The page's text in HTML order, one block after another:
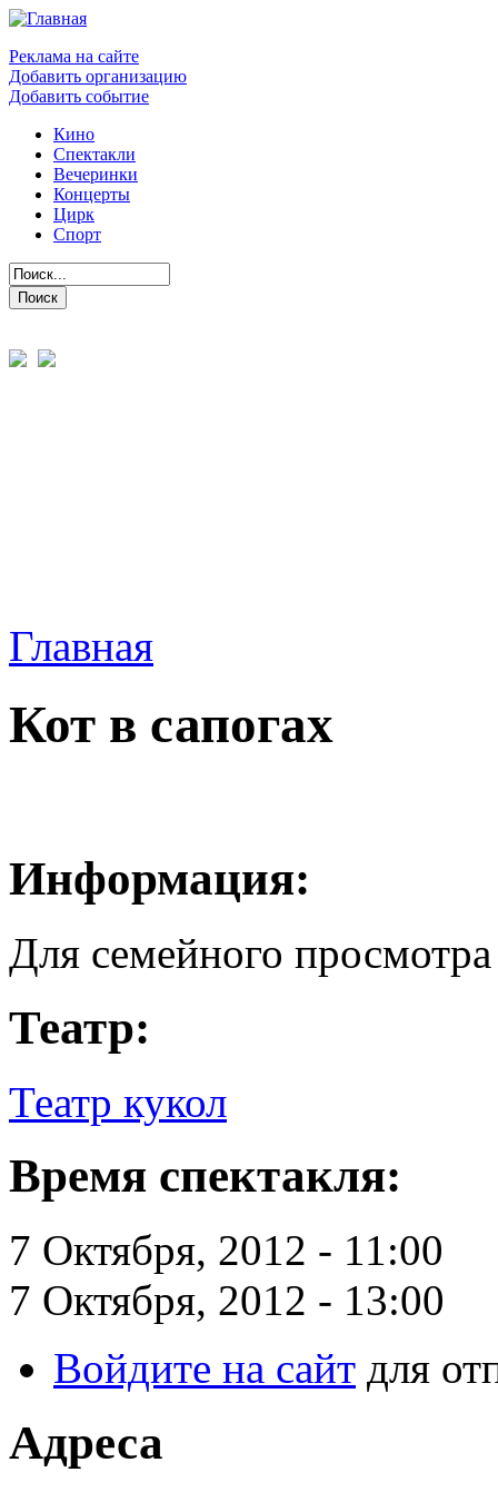
Реклама на сайте
Добавить организацию
Добавить событие
Кино
Спектакли
Вечеринки
Концерты
Цирк
Спорт
Главная
Кот в сапогах
Информация:
Для семейного просмотра
Театр:
Театр кукол
Время спектакля:
7 Октября, 2012 - 11:00
7 Октября, 2012 - 13:00
Войдите на сайт для
Адреса